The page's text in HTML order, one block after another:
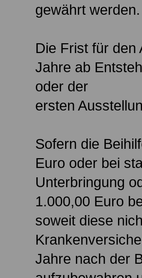
gewährt werden.
Die Frist für den
Jahre ab
oder der
ersten
Sofern die
Euro oder bei
Unterbringung
1.000,00 Euro
soweit diese
Jahre nach der